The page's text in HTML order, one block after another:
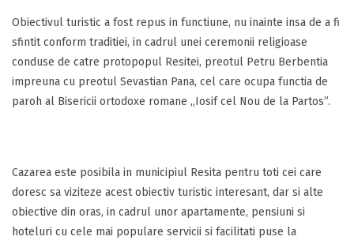
Obiectivul turistic a fost repus in functiune, nu inainte insa de a fi
sfintit conform traditiei, in cadrul unei ceremonii religioase
conduse de catre protopopul Resitei, preotul Petru Berbentia
impreuna cu preotul Sevastian Pana, cel care ocupa functia de
paroh al Bisericii ortodoxe romane „Iosif cel Nou de la Partos”.
Cazarea este posibila in municipiul Resita pentru toti cei care
doresc sa viziteze acest obiectiv turistic interesant, dar si alte
obiective din oras, in cadrul unor apartamente, pensiuni si
hoteluri cu cele mai populare servicii si facilitati puse la